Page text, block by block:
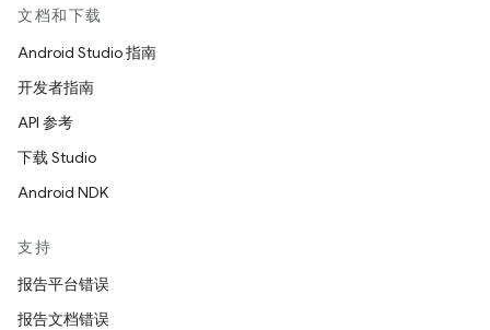
文档和下载
Android Studio 指南
开发者指南
API 参考
下载 Studio
Android NDK
支持
报告平台错误
报告文档错误